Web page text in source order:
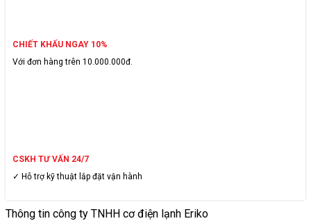
CHIẾT KHẤU NGAY 10%
Với đơn hàng trên 10.000.000đ.
CSKH TƯ VẤN 24/7
✓ Hỗ trợ kỹ thuật lắp đặt vận hành
Thông tin công ty TNHH cơ điện lạnh Eriko